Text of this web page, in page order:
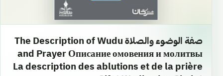
صفة الوضوء والصلاة The Description of Wudu
and Prayer Описание омовения и молитвы
La description des ablutions et de la prière